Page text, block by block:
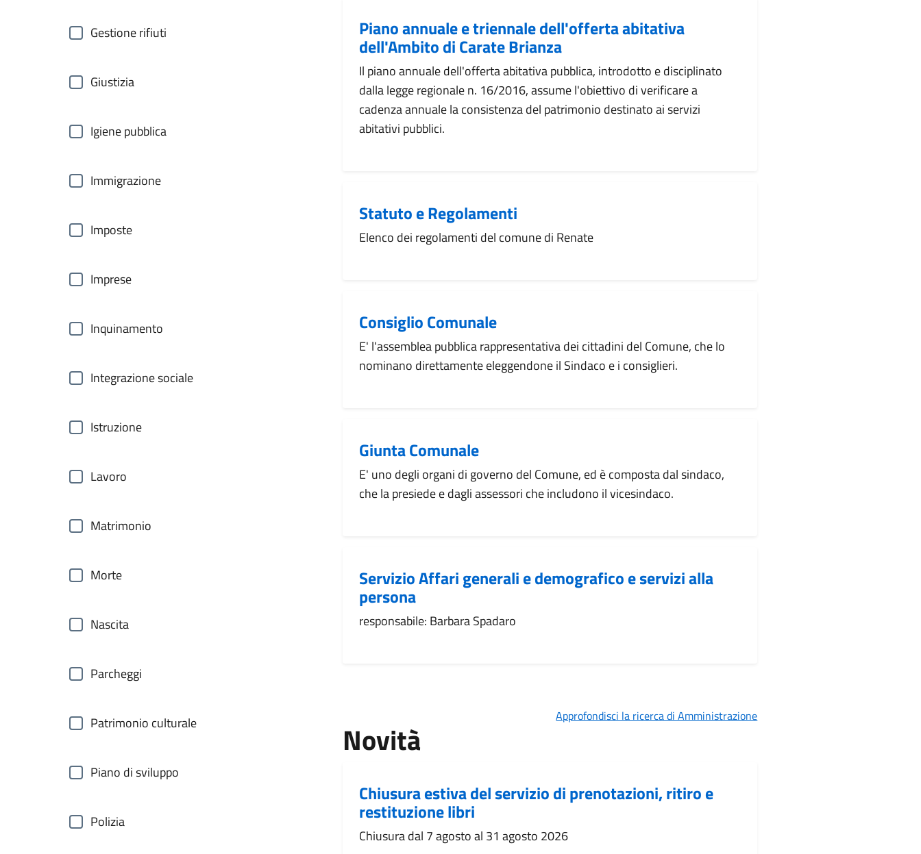
Gestione rifiuti
Giustizia
Igiene pubblica
Immigrazione
Imposte
Imprese
Inquinamento
Integrazione sociale
Istruzione
Lavoro
Matrimonio
Morte
Nascita
Parcheggi
Patrimonio culturale
Piano di sviluppo
Polizia
Piano annuale e triennale dell'offerta abitativa
dell'Ambito di Carate Brianza
Il piano annuale dell'offerta abitativa pubblica, introdotto e disciplinato
dalla legge regionale n. 16/2016, assume l'obiettivo di verificare a
cadenza annuale la consistenza del patrimonio destinato ai servizi
abitativi pubblici.
Statuto e Regolamenti
Elenco dei regolamenti del comune di Renate
Consiglio Comunale
E' l'assemblea pubblica rappresentativa dei cittadini del Comune, che lo
nominano direttamente eleggendone il Sindaco e i consiglieri.
Giunta Comunale
E' uno degli organi di governo del Comune, ed è composta dal sindaco,
che la presiede e dagli assessori che includono il vicesindaco.
Servizio Affari generali e demografico e servizi alla
persona
responsabile: Barbara Spadaro
Approfondisci la ricerca di Amministrazione
Novità
Chiusura estiva del servizio di prenotazioni, ritiro e
restituzione libri
Chiusura dal 7 agosto al 31 agosto 2026